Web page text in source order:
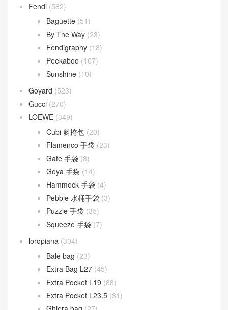
Fendi (582)
Baguette (51)
By The Way (23)
Fendigraphy (18)
Peekaboo (107)
Sunshine (10)
Goyard (523)
Gucci (270)
LOEWE (349)
Cubi 斜挎包 (20)
Flamenco 手袋 (23)
Gate 手袋 (8)
Goya 手袋 (14)
Hammock 手袋 (4)
Pebble 水桶手袋 (3)
Puzzle 手袋 (35)
Squeeze 手袋 (7)
loropiana (304)
Bale bag (23)
Extra Bag L27 (45)
Extra Pocket L19 (88)
Extra Pocket L23.5 (31)